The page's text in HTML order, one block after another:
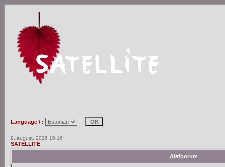
Language / :
9. august, 2026 16:16
SATELLITE
Alafoorum